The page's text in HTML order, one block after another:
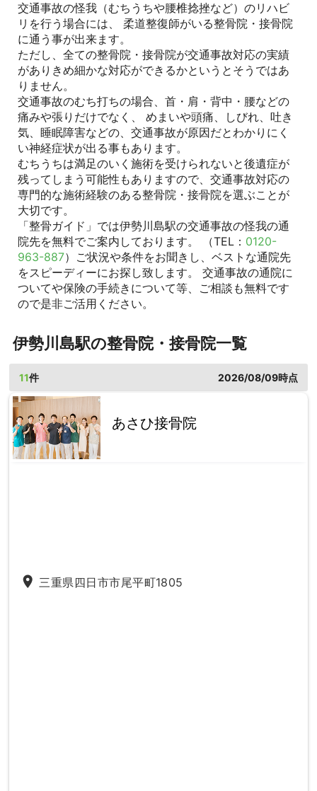
交通事故の怪我（むちうちや腰椎捻挫など）のリハビ
リを行う場合には、 柔道整復師がいる整骨院・接骨院
に通う事が出来ます。
ただし、全ての整骨院・接骨院が交通事故対応の実績
がありきめ細かな対応ができるかというとそうではあ
りません。
交通事故のむち打ちの場合、首・肩・背中・腰などの
痛みや張りだけでなく、 めまいや頭痛、しびれ、吐き
気、睡眠障害などの、交通事故が原因だとわかりにく
い神経症状が出る事もあります。
むちうちは満足のいく施術を受けられないと後遺症が
残ってしまう可能性もありますので、交通事故対応の
専門的な施術経験のある整骨院・接骨院を選ぶことが
大切です。
「整骨ガイド」では伊勢川島駅の交通事故の怪我の通
院先を無料でご案内しております。 （TEL： 0120-
963-887）ご状況や条件をお聞きし、ベストな通院先
をスピーディーにお探し致します。 交通事故の通院に
ついてや保険の手続きについて等、ご相談も無料です
ので是非ご活用ください。
伊勢川島駅の整骨院・接骨院一覧
11件 2026/08/09時点
あさひ接骨院
place 三重県四日市市尾平町1805